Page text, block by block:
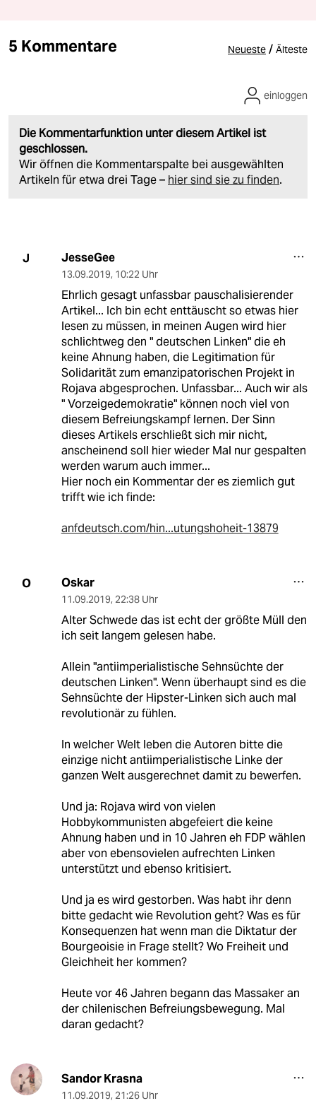
5 Kommentare Neueste / Älteste
Die Kommentarfunktion unter diesem Artikel ist
geschlossen.
Wir öffnen die Kommentarspalte bei ausgewählten
Artikeln für etwa drei Tage – hier sind sie zu finden.
einloggen
J JesseGee
13.09.2019, 10:22 Uhr
Ehrlich gesagt unfassbar pauschalisierender
Artikel... Ich bin echt enttäuscht so etwas hier
lesen zu müssen, in meinen Augen wird hier
schlichtweg den " deutschen Linken" die eh
keine Ahnung haben, die Legitimation für
Solidarität zum emanzipatorischen Projekt in
Rojava abgesprochen. Unfassbar... Auch wir als
" Vorzeigedemokratie" können noch viel von
diesem Befreiungskampf lernen. Der Sinn
dieses Artikels erschließt sich mir nicht,
anscheinend soll hier wieder Mal nur gespalten
werden warum auch immer...
Hier noch ein Kommentar der es ziemlich gut
trifft wie ich finde:
anfdeutsch.com/hin...utungshoheit-13879
O Oskar
11.09.2019, 22:38 Uhr
Alter Schwede das ist echt der größte Müll den
ich seit langem gelesen habe.
Allein "antiimperialistische Sehnsüchte der
deutschen Linken". Wenn überhaupt sind es die
Sehnsüchte der Hipster-Linken sich auch mal
revolutionär zu fühlen.
In welcher Welt leben die Autoren bitte die
einzige nicht antiimperialistische Linke der
ganzen Welt ausgerechnet damit zu bewerfen.
Und ja: Rojava wird von vielen
Hobbykommunisten abgefeiert die keine
Ahnung haben und in 10 Jahren eh FDP wählen
aber von ebensovielen aufrechten Linken
unterstützt und ebenso kritisiert.
Und ja es wird gestorben. Was habt ihr denn
bitte gedacht wie Revolution geht? Was es für
Konsequenzen hat wenn man die Diktatur der
Bourgeoisie in Frage stellt? Wo Freiheit und
Gleichheit her kommen?
Heute vor 46 Jahren begann das Massaker an
der chilenischen Befreiungsbewegung. Mal
daran gedacht?
Sandor Krasna
11.09.2019, 21:26 Uhr